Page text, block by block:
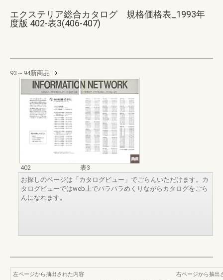
エクステリア総合カタログ 規格価格表_1993年
度版 402-表3(406-407)
93～94新商品
402
表3
お探しのページは「カタログビュー」でごらんいただけます。カ
タログビューではweb上でパラパラめくりながらカタログをごら
んになれます。
左ページから抽出された内容
右ページから抽出